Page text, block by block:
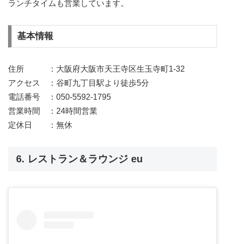
ランチタイムも営業しています。
基本情報
住所 ：大阪府大阪市天王寺区生玉寺町1-32
アクセス ：谷町九丁目駅より徒歩5分
電話番号 ：050-5592-1795
営業時間 ：24時間営業
定休日 ：無休
6. レストラン＆ラウンジ eu